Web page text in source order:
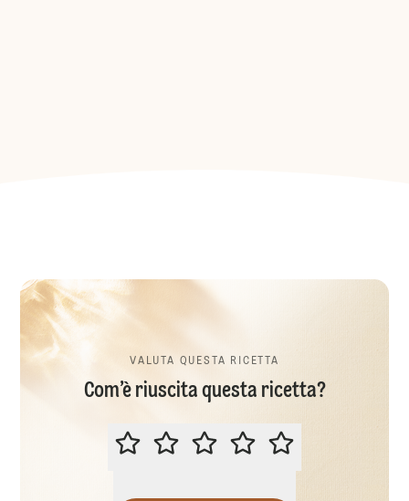
VALUTA QUESTA RICETTA
Com’è riuscita questa ricetta?
VALUTA QUESTA RICETTA